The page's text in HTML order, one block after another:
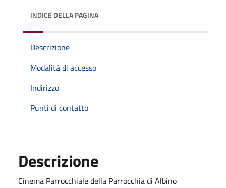
INDICE DELLA PAGINA
Descrizione
Modalità di accesso
Indirizzo
Punti di contatto
Descrizione
Cinema Parrocchiale della Parrocchia di Albino